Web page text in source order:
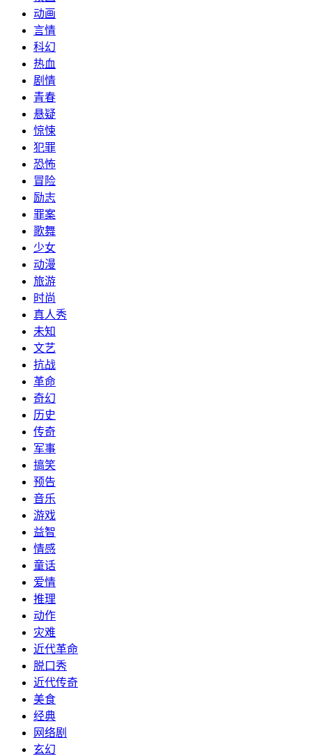
动画
言情
科幻
热血
剧情
青春
悬疑
惊悚
犯罪
恐怖
冒险
励志
罪案
歌舞
少女
动漫
旅游
时尚
真人秀
未知
文艺
抗战
革命
奇幻
历史
传奇
军事
搞笑
预告
音乐
游戏
益智
情感
童话
爱情
推理
动作
灾难
近代革命
脱口秀
近代传奇
美食
经典
网络剧
玄幻